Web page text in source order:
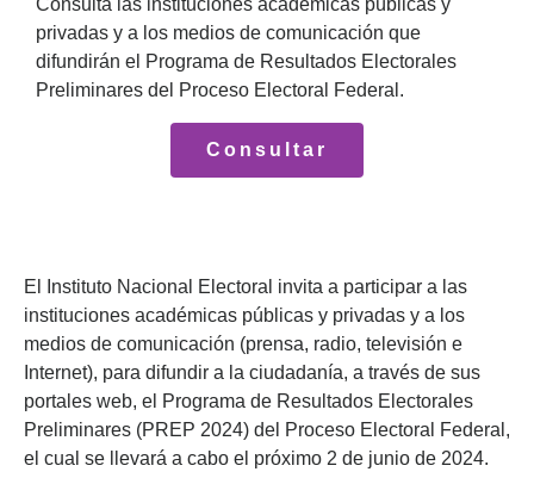
Consulta las instituciones académicas públicas y
privadas y a los medios de comunicación que
difundirán el Programa de Resultados Electorales
Preliminares del Proceso Electoral Federal.
Consultar
El Instituto Nacional Electoral invita a participar a las
instituciones académicas públicas y privadas y a los
medios de comunicación (prensa, radio, televisión e
Internet), para difundir a la ciudadanía, a través de sus
portales web, el Programa de Resultados Electorales
Preliminares (PREP 2024) del Proceso Electoral Federal,
el cual se llevará a cabo el próximo 2 de junio de 2024.